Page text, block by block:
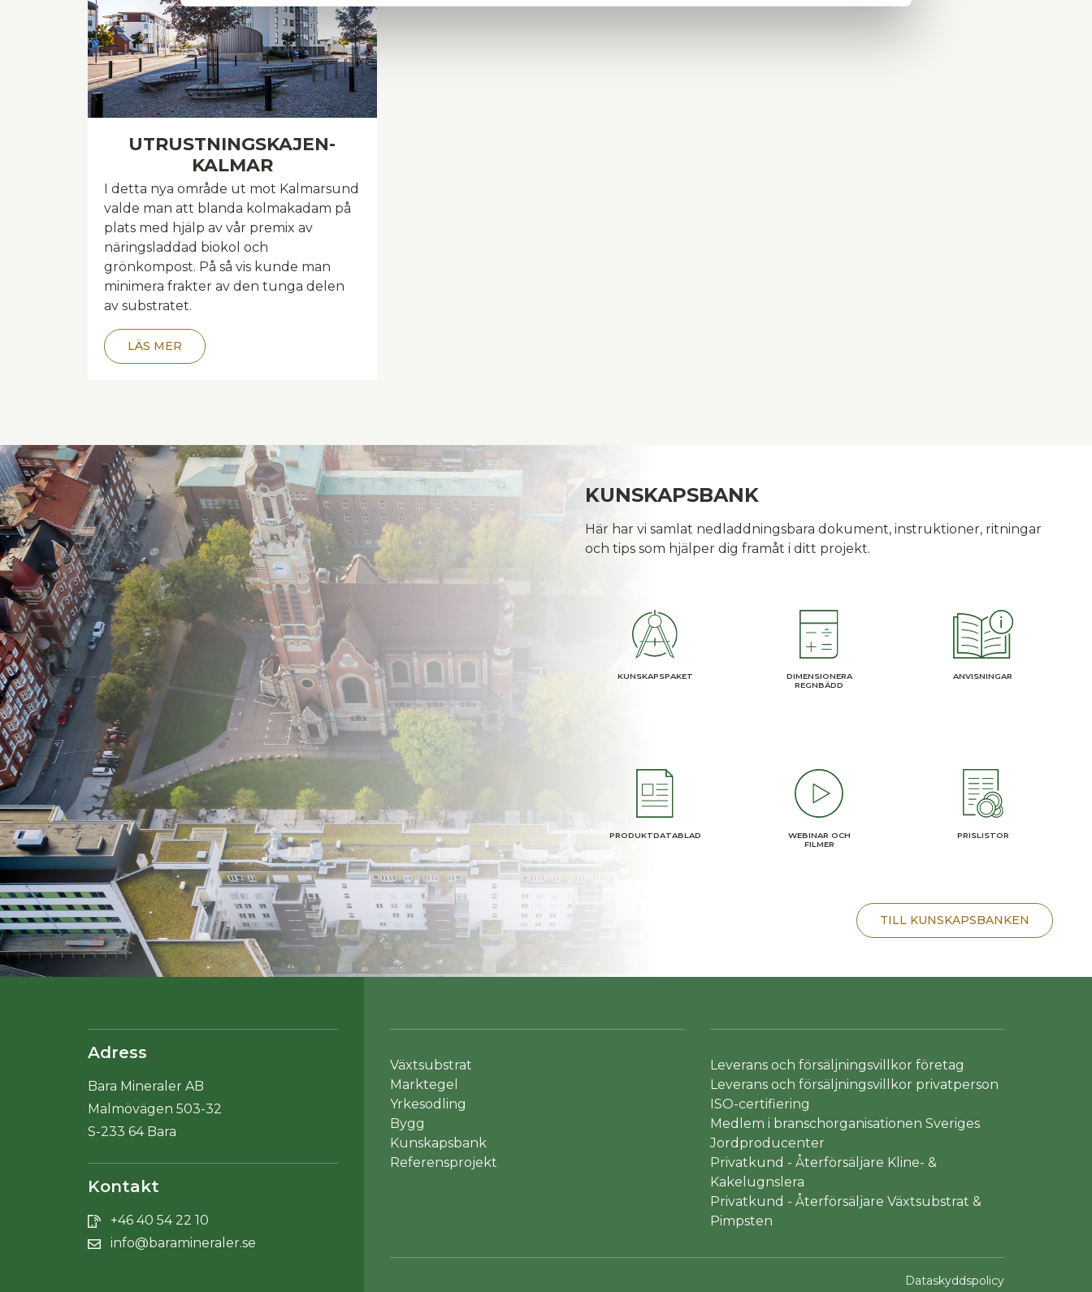
UTRUSTNINGSKAJEN-
KALMAR
I detta nya område ut mot Kalmarsund
valde man att blanda kolmakadam på
plats med hjälp av vår premix av
näringsladdad biokol och
grönkompost. På så vis kunde man
minimera frakter av den tunga delen
av substratet.
LÄS MER
KUNSKAPSBANK
Här har vi samlat nedladdningsbara dokument, instruktioner, ritningar
och tips som hjälper dig framåt i ditt projekt.
KUNSKAPSPAKET
DIMENSIONERA
REGNBÄDD
ANVISNINGAR
PRODUKTDATABLAD
WEBINAR OCH
FILMER
PRISLISTOR
TILL KUNSKAPSBANKEN
Adress
Bara Mineraler AB
Malmövägen 503-32
S-233 64 Bara
Kontakt
+46 40 54 22 10
info@baramineraler.se
Växtsubstrat
Marktegel
Yrkesodling
Bygg
Kunskapsbank
Referensprojekt
Leverans och försäljningsvillkor företag
Leverans och försäljningsvillkor privatperson
ISO-certifiering
Medlem i branschorganisationen Sveriges
Jordproducenter
Privatkund - Återförsäljare Kline- &
Kakelugnslera
Privatkund - Återförsäljare Växtsubstrat &
Pimpsten
Dataskyddspolicy